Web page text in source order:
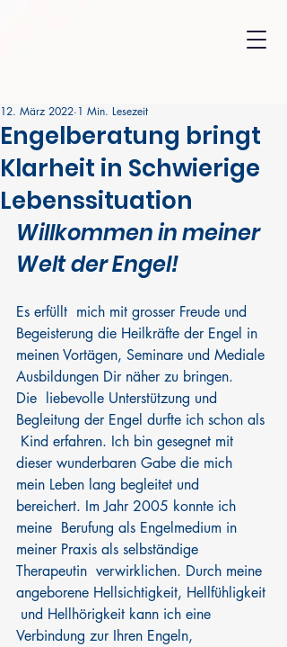
Engelberatung bringt
Klarheit in Schwierige
Lebenssituation
12. März 2022 1 Min. Lesezeit
Willkommen in meiner
Welt der Engel!
Es erfüllt  mich mit grosser Freude und
Begeisterung die Heilkräfte der Engel in
meinen Vortägen, Seminare und Mediale
Ausbildungen Dir näher zu bringen.
Die  liebevolle Unterstützung und
Begleitung der Engel durfte ich schon als
Kind erfahren. Ich bin gesegnet mit
dieser wunderbaren Gabe die mich
mein Leben lang begleitet und
bereichert. Im Jahr 2005 konnte ich
meine  Berufung als Engelmedium in
meiner Praxis als selbständige
Therapeutin  verwirklichen. Durch meine
angeborene Hellsichtigkeit, Hellfühligkeit
und Hellhörigkeit kann ich eine
Verbindung zur Ihren Engeln,